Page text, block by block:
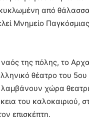
από θάλασσα
Μνημείο
της πόλης, το
θέατρο του
χώρα
του καλοκαιριού,
επισκέπτη.